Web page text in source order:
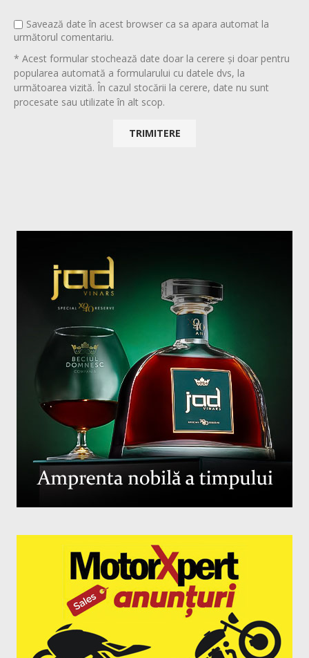
Savează date în acest browser ca sa apara automat la
următorul comentariu.
* Acest formular stochează date doar la cerere și doar pentru
popularea automată a formularului cu datele dvs, la
următoarea vizită. În cazul stocării la cerere, date nu sunt
procesate sau utilizate în alt scop.